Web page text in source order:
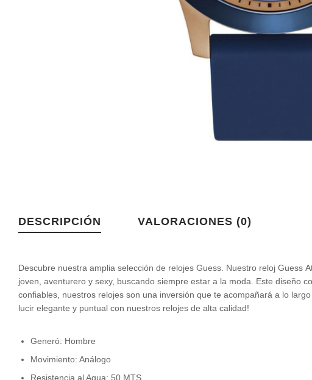
DESCRIPCIÓN VALORACIONES (0)
Descubre nuestra amplia selección de relojes Guess. Nuestro reloj Guess
joven, aventurero y sexy, buscando siempre estar a la moda. Este diseño
confiables, nuestros relojes son una inversión que te acompañará a lo
lucir elegante y puntual con nuestros relojes de alta calidad!
Generó: Hombre
Movimiento: Análogo
Resistencia al Agua: 50 MTS